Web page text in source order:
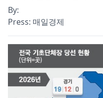
By:
Press: 매일경제